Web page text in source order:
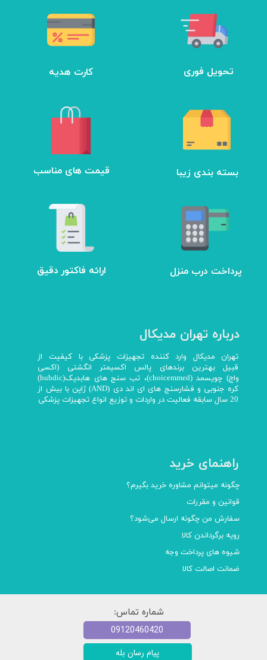
تحویل فوری کارت هدیه
​قیمت های مناسب بسته بندی زیبا
ارائه فاکتور دقیق پرداخت درب منزل
درباره تهران مدیکال
تهران مدیکال وارد کننده تجهیزات پزشکی با کیفیت از
قبیل بهترین برندهای پالس اکسیمتر انگشتی (اکسی
واچ) چویسمد (choicemmed)، تب سنج های هابدیک(hubdic)
کره جنوبی و فشارسنج های ای اند دی (AND) ژاپن با بیش از
20 سال سابقه فعالیت در واردات و توزیع انواع تجهیزات پزشکی
راهنمای خرید
چگونه میتوانم مشاوره خرید بگیرم؟
قوانین و مقررات
سفارش من چگونه ارسال می‌شود؟
رویه برگرداندن کالا
شیوه های پرداخت وجه
ضمانت اصالت کالا
شماره تماس:
پیام رسان بله
09120460420